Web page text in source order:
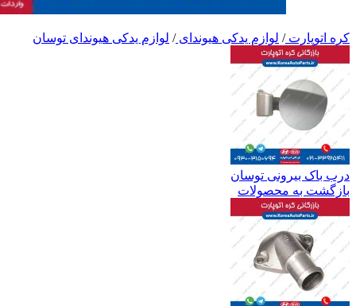
کره اتوپارت/ لوازم یدکی هیوندای/ لوازم یدکی هیوندای توسان
درب باک بیرونی توسان
بازگشت به محصولات